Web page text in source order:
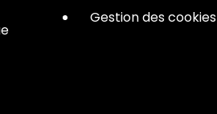
Gestion des cookies